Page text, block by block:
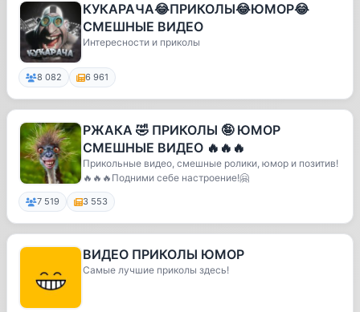
КУКАРАЧА😂ПРИКОЛЫ😂ЮМОР😂
СМЕШНЫЕ ВИДЕО
Интересности и приколы
8 082 6 961
РЖАКА 🤣 ПРИКОЛЫ 🤪 ЮМОР
СМЕШНЫЕ ВИДЕО 🔥🔥🔥
Прикольные видео, смешные ролики, юмор и позитив!
🔥🔥🔥Подними себе настроение!🤗
7 519 3 553
ВИДЕО ПРИКОЛЫ ЮМОР
Самые лучшие приколы здесь!